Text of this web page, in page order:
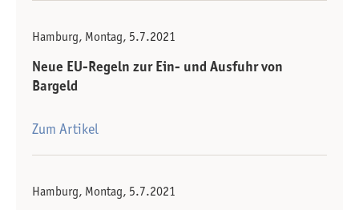
Hamburg, Montag, 5.7.2021
Neue EU-Regeln zur Ein- und Ausfuhr von
Bargeld
Zum Artikel
Hamburg, Montag, 5.7.2021